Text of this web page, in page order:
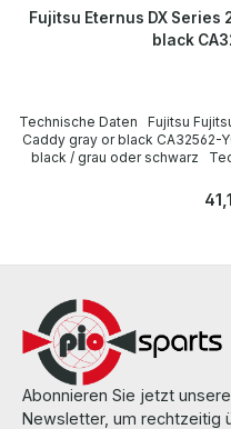
Fujitsu Eternus DX Series
black
Technische Daten Fujitsu Fujitsu Eternus DX Series 2.5" SAS HDD
Caddy gray or black CA32562-Y042 P/N: CA32562-Y042
black / grau oder schwarz Technical data / Technische Daten
LieferumfangDelivery Contents /
getestet. More information and details can be found on the pages
Abonnieren Sie jetzt
Newsletter, um rechtzeitig